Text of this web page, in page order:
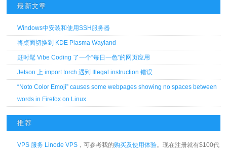
最新文章
Windows中安装和使用SSH服务器
将桌面切换到 KDE Plasma Wayland
赶时髦 Vibe Coding 了一个“每日一色”的网页应用
Jetson 上 import torch 遇到 Illegal instruction 错误
“Noto Color Emoji” causes some webpages showing no spaces between
words in Firefox on Linux
推荐
VPS 服务 Linode VPS ，可参考我的购买及使用体验。现在注册就有$100代